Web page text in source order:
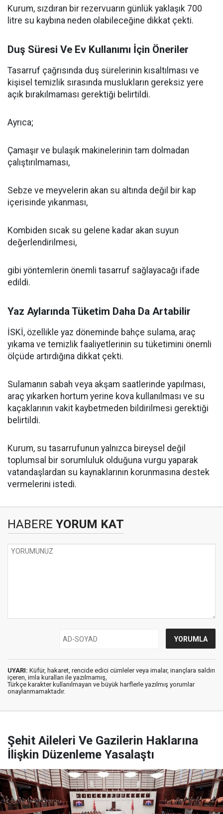
Kurum, sızdıran bir rezervuarın günlük yaklaşık 700
litre su kaybına neden olabileceğine dikkat çekti.
Duş Süresi Ve Ev Kullanımı İçin Öneriler
Tasarruf çağrısında duş sürelerinin kısaltılması ve
kişisel temizlik sırasında muslukların gereksiz yere
açık bırakılmaması gerektiği belirtildi.
Ayrıca;
Çamaşır ve bulaşık makinelerinin tam dolmadan
çalıştırılmaması,
Sebze ve meyvelerin akan su altında değil bir kap
içerisinde yıkanması,
Kombiden sıcak su gelene kadar akan suyun
değerlendirilmesi,
gibi yöntemlerin önemli tasarruf sağlayacağı ifade
edildi.
Yaz Aylarında Tüketim Daha Da Artabilir
İSKİ, özellikle yaz döneminde bahçe sulama, araç
yıkama ve temizlik faaliyetlerinin su tüketimini önemli
ölçüde artırdığına dikkat çekti.
Sulamanın sabah veya akşam saatlerinde yapılması,
araç yıkarken hortum yerine kova kullanılması ve su
kaçaklarının vakit kaybetmeden bildirilmesi gerektiği
belirtildi.
Kurum, su tasarrufunun yalnızca bireysel değil
toplumsal bir sorumluluk olduğuna vurgu yaparak
vatandaşlardan su kaynaklarının korunmasına destek
vermelerini istedi.
HABERE YORUM KAT
UYARI: Küfür, hakaret, rencide edici cümleler veya imalar, inançlara saldırı
içeren, imla kuralları ile yazılmamış,
Türkçe karakter kullanılmayan ve büyük harflerle yazılmış yorumlar
onaylanmamaktadır.
Şehit Aileleri Ve Gazilerin Haklarına
İlişkin Düzenleme Yasalaştı